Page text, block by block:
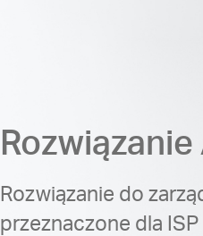
Rozwiązanie do
przeznaczone dla ISP